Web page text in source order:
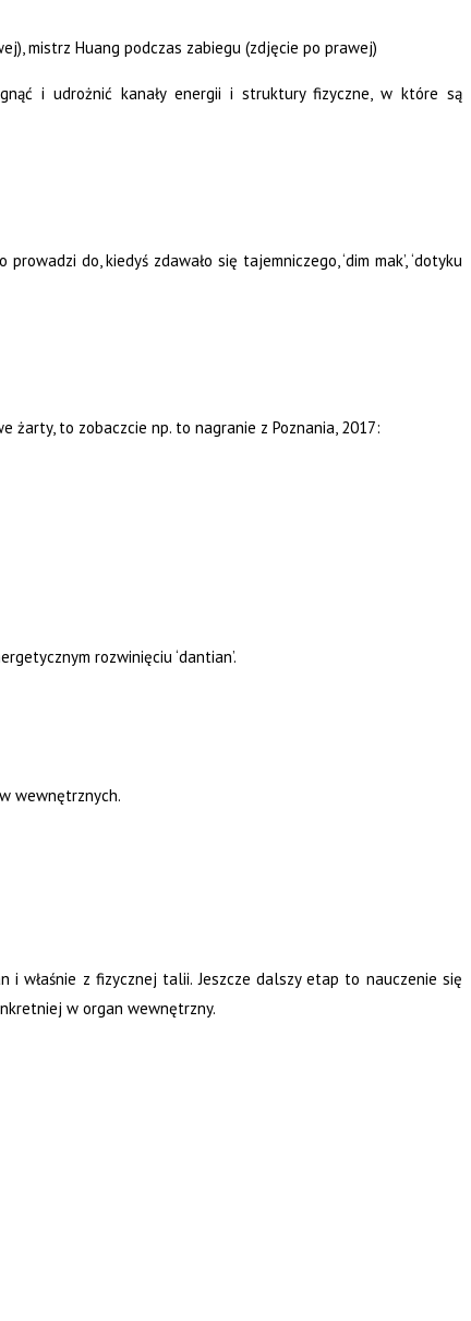
mistrz Huang podczas zabiegu (zdjęcie po prawej)
i udrożnić kanały energii i struktury fizyczne, w które są
do, kiedyś zdawało się tajemniczego, ‘dim mak’, ‘dotyku
żarty, to zobaczcie np. to nagranie z Poznania, 2017:
rozwinięciu ‘dantian’.
wewnętrznych.
właśnie z fizycznej talii. Jeszcze dalszy etap to nauczenie się
w organ wewnętrzny.